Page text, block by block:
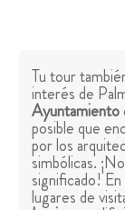
Tu tour
interés de
Ayuntamiento
posible que
por los
simbólicas.
significado!
lugares de